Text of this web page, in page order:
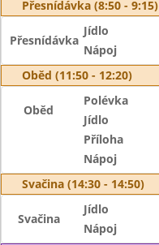
Přesnídávka (8:50 - 9:15)
Přesnídávka
Jídlo
Nápoj
Oběd (11:50 - 12:20)
Oběd
Polévka
Jídlo
Příloha
Nápoj
Svačina (14:30 - 14:50)
Svačina
Jídlo
Nápoj